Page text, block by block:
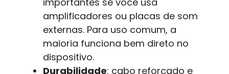
amplificadores ou placas de som
externas. Para uso comum, a
maioria funciona bem direto no
dispositivo.
Durabilidade: cabo reforçado e